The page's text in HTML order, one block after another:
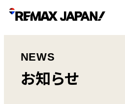
NEWS
お知らせ